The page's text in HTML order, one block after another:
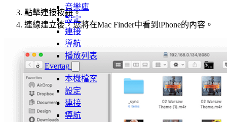
音樂庫
設定
連接
導航
播放列表
Evertag
本機檔案
設定
連接
導航
點擊連接按鈕。
連線建立後，您將在Mac Finder中看到iPhone的內容。